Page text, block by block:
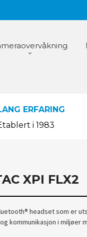
ERFARING
i 1983
XPI FLX2
headset som er
kommunikasjon i miljøer